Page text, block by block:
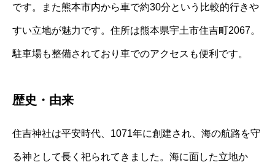
です。また熊本市内から車で約30分という比較的行きや
すい立地が魅力です。住所は熊本県宇土市住吉町2067。
駐車場も整備されており車でのアクセスも便利です。
歴史・由来
住吉神社は平安時代、1071年に創建され、海の航路を守
る神として長く祀られてきました。海に面した立地か